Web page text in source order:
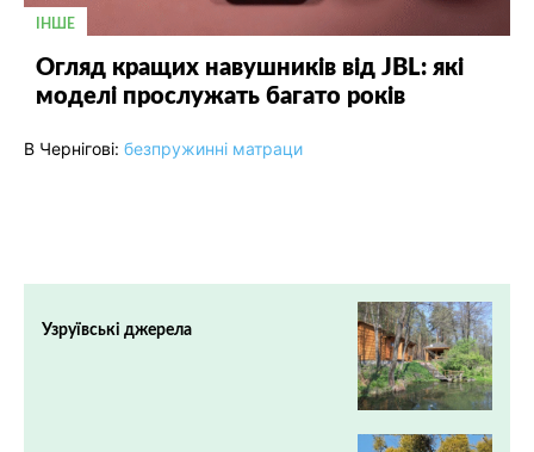
ІНШЕ
Огляд кращих навушників від JBL: які
моделі прослужать багато років
В Чернігові: безпружинні матраци
Узруївські джерела